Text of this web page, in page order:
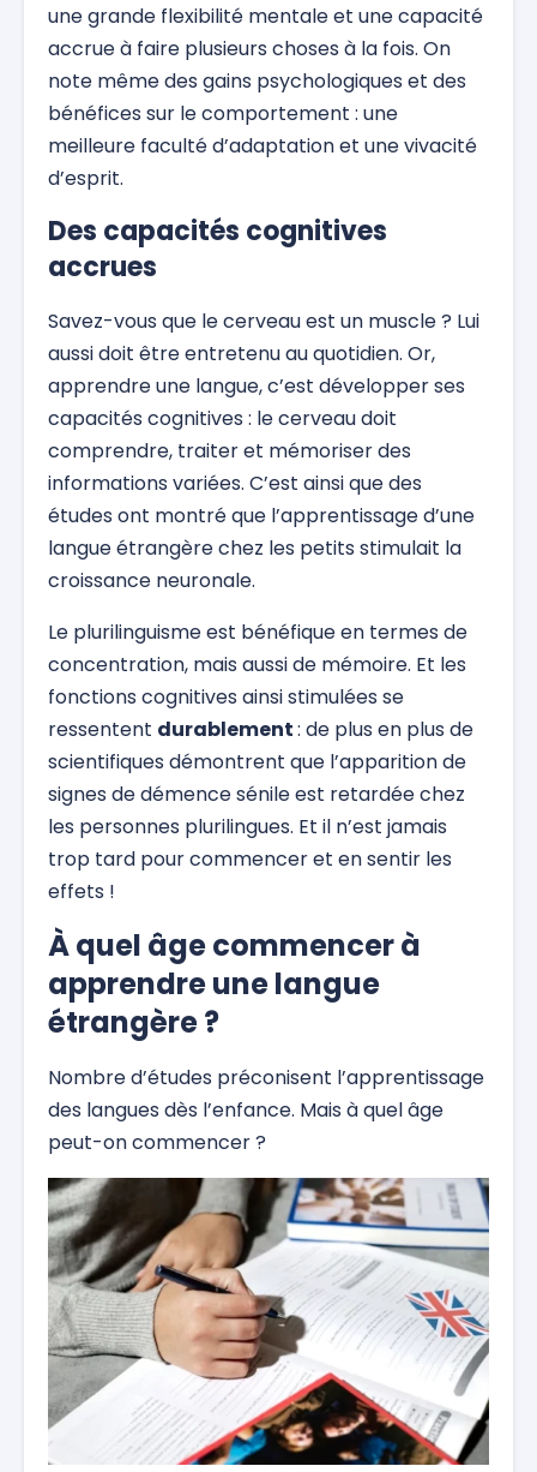
une grande flexibilité mentale et une capacité
accrue à faire plusieurs choses à la fois. On
note même des gains psychologiques et des
bénéfices sur le comportement : une
meilleure faculté d’adaptation et une vivacité
d’esprit.
Des capacités cognitives
accrues
Savez-vous que le cerveau est un muscle ? Lui
aussi doit être entretenu au quotidien. Or,
apprendre une langue, c’est développer ses
capacités cognitives : le cerveau doit
comprendre, traiter et mémoriser des
informations variées. C’est ainsi que des
études ont montré que l’apprentissage d’une
langue étrangère chez les petits stimulait la
croissance neuronale.
Le plurilinguisme est bénéfique en termes de
concentration, mais aussi de mémoire. Et les
fonctions cognitives ainsi stimulées se
ressentent durablement: de plus en plus de
scientifiques démontrent que l’apparition de
signes de démence sénile est retardée chez
les personnes plurilingues. Et il n’est jamais
trop tard pour commencer et en sentir les
effets !
À quel âge commencer à
apprendre une langue
étrangère ?
Nombre d’études préconisent l’apprentissage
des langues dès l’enfance. Mais à quel âge
peut-on commencer ?